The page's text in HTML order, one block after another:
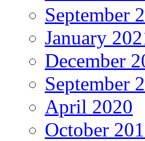
September
January
December
September
April 2020
October